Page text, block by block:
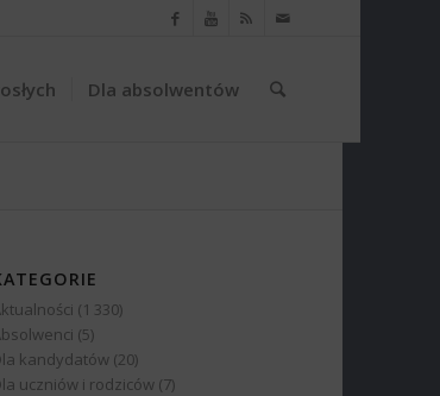
Dla absolwentów
(1 330)
(5)
kandydatów (20)
uczniów i rodziców (7)